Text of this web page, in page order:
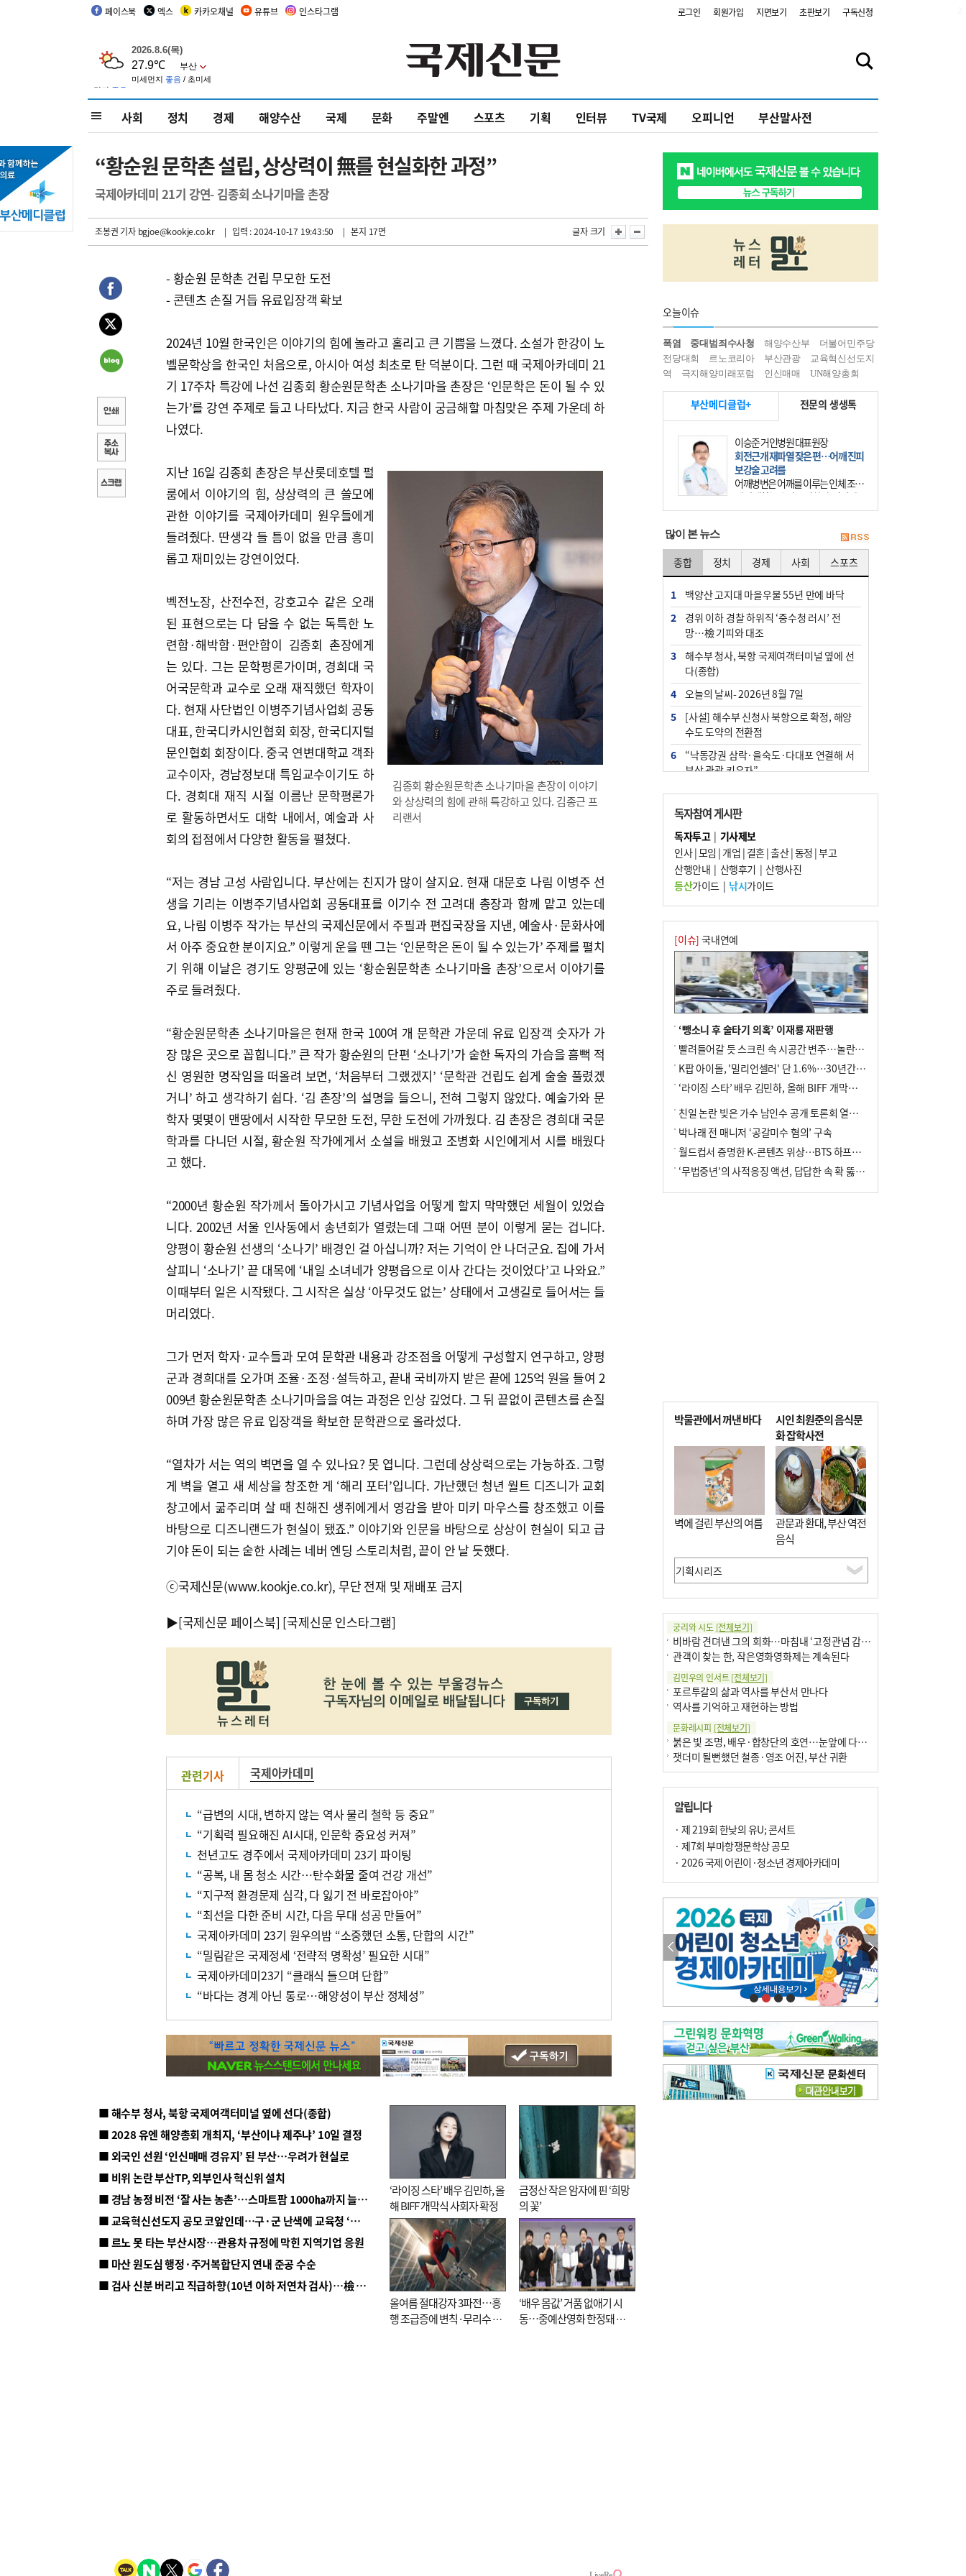
페이스북 엑스 카카오채널 유튜브 인스타그램 로그인 회원가입 지면보기 초판보기 구독신청
사회 정치 경제 해양수산 국제 문화 주말엔 스포츠 기획 인터뷰 TV국제 오피니언 부산말사전
“황순원 문학촌 설립, 상상력이 無를 현실화한 과정”
국제아카데미 21기 강연- 김종회 소나기마을 촌장
조봉권 기자bgjoe@kookje.co.kr | 입력 : 2024-10-17 19:43:50 | 본지 17면 글자 크기
- 황순원 문학촌 건립 무모한 도전
- 콘텐츠 손질 거듭 유료입장객 확보
2024년 10월 한국인은 이야기의 힘에 놀라고 홀리고 큰 기쁨을 느꼈다. 소설가 한강이 노
벨문학상을 한국인 처음으로, 아시아 여성 최초로 탄 덕분이다. 그런 때 국제아카데미 21
기 17주차 특강에 나선 김종회 황순원문학촌 소나기마을 촌장은 ‘인문학은 돈이 될 수 있
는가’를 강연 주제로 들고 나타났다. 지금 한국 사람이 궁금해할 마침맞은 주제 가운데 하
나였다.
김종회 황순원문학촌 소나기마을 촌장이 이야기
와 상상력의 힘에 관해 특강하고 있다. 김종근 프
리랜서
지난 16일 김종회 촌장은 부산롯데호텔 펄
룸에서 이야기의 힘, 상상력의 큰 쓸모에
관한 이야기를 국제아카데미 원우들에게
들려줬다. 딴생각 들 틈이 없을 만큼 흥미
롭고 재미있는 강연이었다.
벡전노장, 산전수전, 강호고수 같은 오래
된 표현으로는 다 담을 수 없는 독특한 노
련함·해박함·편안함이 김종회 촌장에게
는 있다. 그는 문학평론가이며, 경희대 국
어국문학과 교수로 오래 재직했던 학자이
다. 현재 사단법인 이병주기념사업회 공동
대표, 한국디카시인협회 회장, 한국디지털
문인협회 회장이다. 중국 연변대학교 객좌
교수이자, 경남정보대 특임교수이기도 하
다. 경희대 재직 시절 이름난 문학평론가
로 활동하면서도 대학 내에서, 예술과 사
회의 접점에서 다양한 활동을 펼쳤다.
“저는 경남 고성 사람입니다. 부산에는 친지가 많이 살지요. 현재 대문호 나림 이병주 선
생을 기리는 이병주기념사업회 공동대표를 이기수 전 고려대 총장과 함께 맡고 있는데
요, 나림 이병주 작가는 부산의 국제신문에서 주필과 편집국장을 지낸, 예술사·문화사에
서 아주 중요한 분이지요.” 이렇게 운을 뗀 그는 ‘인문학은 돈이 될 수 있는가’ 주제를 펼치
기 위해 이날은 경기도 양평군에 있는 ‘황순원문학촌 소나기마을 촌장’으로서 이야기를
주로 들려줬다.
“황순원문학촌 소나기마을은 현재 한국 100여 개 문학관 가운데 유료 입장객 숫자가 가
장 많은 곳으로 꼽힙니다.” 큰 작가 황순원의 단편 ‘소나기’가 숱한 독자의 가슴을 흠뻑 적
신 영원한 명작임을 떠올려 보면, ‘처음부터 그랬겠지’ ‘문학관 건립도 쉽게 술술 풀렸겠
거니’ 하고 생각하기 쉽다. ‘김 촌장’의 설명을 들으니, 전혀 그렇지 않았다. 예술가와 문
학자 몇몇이 맨땅에서 시작한 무모한 도전, 무한 도전에 가까웠다. 김 촌장은 경희대 국문
학과를 다니던 시절, 황순원 작가에게서 소설을 배웠고 조병화 시인에게서 시를 배웠다
고 했다.
“2000년 황순원 작가께서 돌아가시고 기념사업을 어떻게 할지 막막했던 세월이 있었습
니다. 2002년 서울 인사동에서 송년회가 열렸는데 그때 어떤 분이 이렇게 묻는 겁니다.
양평이 황순원 선생의 ‘소나기’ 배경인 걸 아십니까? 저는 기억이 안 나더군요. 집에 가서
살피니 ‘소나기’ 끝 대목에 ‘내일 소녀네가 양평읍으로 이사 간다는 것이었다’고 나와요.”
이때부터 일은 시작됐다. 그 시작은 실상 ‘아무것도 없는’ 상태에서 고생길로 들어서는 들
머리였다.
그가 먼저 학자·교수들과 모여 문학관 내용과 강조점을 어떻게 구성할지 연구하고, 양평
군과 경희대를 오가며 조율·조정·설득하고, 끝내 국비까지 받은 끝에 125억 원을 들여 2
009년 황순원문학촌 소나기마을을 여는 과정은 인상 깊었다. 그 뒤 끝없이 콘텐츠를 손질
하며 가장 많은 유료 입장객을 확보한 문학관으로 올라섰다.
“열차가 서는 역의 벽면을 열 수 있나요? 못 엽니다. 그런데 상상력으로는 가능하죠. 그렇
게 벽을 열고 새 세상을 창조한 게 ‘해리 포터’입니다. 가난했던 청년 월트 디즈니가 교회
창고에서 굶주리며 살 때 친해진 생쥐에게서 영감을 받아 미키 마우스를 창조했고 이를
바탕으로 디즈니랜드가 현실이 됐죠.” 이야기와 인문을 바탕으로 상상이 현실이 되고 급
기야 돈이 되는 숱한 사례는 네버 엔딩 스토리처럼, 끝이 안 날 듯했다.
ⓒ국제신문(www.kookje.co.kr), 무단 전재 및 재배포 금지
▶[국제신문 페이스북] [국제신문 인스타그램]
관련기사 국제아카데미
“급변의 시대, 변하지 않는 역사 물리 철학 등 중요”
“기획력 필요해진 AI시대, 인문학 중요성 커져”
천년고도 경주에서 국제아카데미 23기 파이팅
“공복, 내 몸 청소 시간…탄수화물 줄여 건강 개선”
“지구적 환경문제 심각, 다 잃기 전 바로잡아야”
“최선을 다한 준비 시간, 다음 무대 성공 만들어”
국제아카데미 23기 원우의밤 “소중했던 소통, 단합의 시간”
“밀림같은 국제정세 ‘전략적 명확성’ 필요한 시대”
국제아카데미23기 “클래식 들으며 단합”
“바다는 경계 아닌 통로…해양성이 부산 정체성”
■ 해수부 청사, 북항 국제여객터미널 옆에 선다(종합)
■ 2028 유엔 해양총회 개최지, ‘부산이냐 제주냐’ 10일 결정
■ 외국인 선원 ‘인신매매 경유지’ 된 부산…우려가 현실로
■ 비위 논란 부산TP, 외부인사 혁신위 설치
■ 경남 농정 비전 ‘잘 사는 농촌’…스마트팜 1000㏊까지 늘린다
■ 교육혁신선도지 공모 코앞인데…구·군 난색에 교육청 ‘쩔쩔’
■ 르노 못 타는 부산시장…관용차 규정에 막힌 지역기업 응원
■ 마산 원도심 행정·주거복합단지 연내 준공 수순
■ 검사 신분 버리고 직급하향(10년 이하 저연차 검사)…檢 중수청행 기피
‘라이징 스타’ 배우 김민하, 올
해 BIFF 개막식 사회자 확정
금정산 작은 암자에 핀 ‘희망
의 꽃’
올여름 절대강자 3파전…흥
행 조급증에 변칙·무리수 마
‘배우 몸값’ 거품 없애기 시
동…중예산영화 한정돼 실
오늘이슈
폭염 중대범죄수사청 해양수산부
더불어민주당
전당대회
르노코리아 부산관광
교육혁신선도지
역
극지해양미래포럼 인신매매 UN해양총회
부산메디클럽+ 전문의 생생톡
이승준 거인병원 대표원장
회전근개 재파열 잦은 편…어깨 진피
보강술 고려를
어깨병변은 어깨를 이루는 인체 조직
에 발생하는 손상을 말한다. 여기에
는 오십견과 회전근개 증후군, 어깨
많이 본 뉴스
종합 정치 경제 사회 스포츠
1
백양산 고지대 마을우물 55년 만에 바닥
2
경위 이하 경찰 하위직 ‘중수청 러시’ 전
망…檢 기피와 대조
3
해수부 청사, 북항 국제여객터미널 옆에 선
다(종합)
4
오늘의 날씨- 2026년 8월 7일
5
[사설] 해수부 신청사 북항으로 확정, 해양
수도 도약의 전환점
6
“낙동강권 삼락·을숙도·다대포 연결해 서
부산 관광 키우자”
7
부울경 주말부터 비소식…‘극한 폭염’ 한풀
꺾일 듯
8
피란마을 67년 역사인데…전교생 24명 아
미초 통폐합 기로
9
외국인 선원 ‘인신매매 경유지’ 된 부산…
우려가 현실로
10 수사독점 책임 커진 경찰, 방치사건 해결 부
랴부랴 속도전
독자참여 게시판
독자투고| 기사제보
인사|모임 | 개업 | 결혼|출산|동정 |부고
산행안내 | 산행후기 | 산행사진
등산가이드| 낚시가이드
[이슈] 국내연예
‘뺑소니 후 술타기 의혹’ 이재룡 재판행
빨려들어갈 듯 스크린 속 시공간 변주…놀란의 메시지는 ‘전쟁 속죄’
K팝 아이돌, '밀리언셀러' 단 1.6%…30년간 등장 1182개팀 전수조사
‘라이징 스타’ 배우 김민하, 올해 BIFF 개막식 사회자 확정
친일 논란 빚은 가수 남인수 공개 토론회 열린다.
박나래 전 매니저 ‘공갈미수 혐의’ 구속
월드컵서 증명한 K-콘텐츠 위상…BTS 하프타임쇼·정호연 트로피 세리머니
‘무법중년’의 사적응징 액션, 답답한 속 확 뚫어주네
박물관에서 꺼낸 바다
벽에 걸린 부산의 여름
시인 최원준의 음식문
화 잡학사전
관문과 환대, 부산 역전
음식
궁리와 시도 [전체보기]
비바람 견뎌낸 그의 회화…마침내 ‘고정관념 감옥’서 해방
관객이 찾는 한, 작은영화영화제는 계속된다
김민우의 인서트[전체보기]
포르투갈의 삶과 역사를 부산서 만나다
역사를 기억하고 재현하는 방법
문화레시피 [전체보기]
붉은 빛 조명, 배우·합창단의 호연…눈앞에 다가온 부산오페라하우스
잿더미 될뻔했던 철종·영조 어진, 부산 귀환
현실의 고통, 은유의 詩로 담다 外
달구비·여우비…다양한 비 이름 外
박현주의 책 이야기[전체보기]
세계유산 ‘한국의 갯벌’ 얼마나 알고 있나요
문재필-여름_저녁무렵의호수
이 한편의 시조[전체보기]
참선 /오기환
고향 /김진규
주말 영화 박스오피스[전체보기]
‘스파이더맨’ 개봉 5일 만에 300만 돌풍…박스오피스·예매율 동시 1위
‘호프’ 개봉 11일 만에 관객 300만…‘스파이더맨’ 예매율 68.8% 1위
오늘의 운세- [전체보기]
오늘의 운세- 2026년 8월 6일 (음 6월 24일)
오늘의 운세- 2026년 8월 5일 (음 6월 23일)
조해훈의 고전 속 이 문장 [전체보기]
입추 지났는데도 덥다며 신유안에게 보낸 박규수의 편지
알립니다
· 제 219회 한낮의 유U; 콘서트
· 제7회 부마항쟁문학상 공모
· 2026 국제 어린이·청소년 경제아카데미